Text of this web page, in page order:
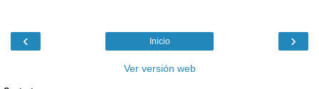
‹ ›
Inicio
Ver versión web